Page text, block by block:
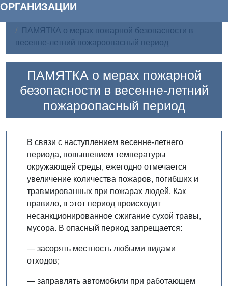
ОРГАНИЗАЦИИ
ПАМЯТКА о мерах пожарной безопасности в
весенне-летний пожароопасный период
ПАМЯТКА о мерах пожарной
безопасности в весенне-летний
пожароопасный период
В связи с наступлением весенне-летнего
периода, повышением температуры
окружающей среды, ежегодно отмечается
увеличение количества пожаров, погибших и
травмированных при пожарах людей. Как
правило, в этот период происходит
несанкционированное сжигание сухой травы,
мусора. В опасный период запрещается:
— засорять местность любыми видами
отходов;
— заправлять автомобили при работающем